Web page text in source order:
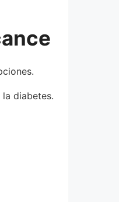
diabetes.